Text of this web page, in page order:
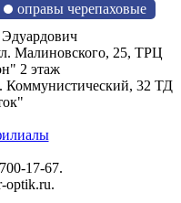
оправы черепаховые
Малиновского, 25, ТРЦ
2 этаж
Коммунистический, 32 ТД
17-67.
optik.ru.